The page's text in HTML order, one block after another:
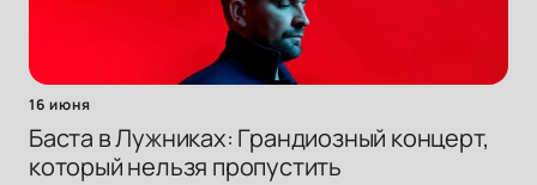
16 июня
Баста в Лужниках: Грандиозный концерт,
который нельзя пропустить